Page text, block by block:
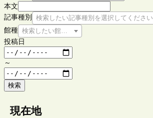
本文
記事種別
検索したい記事種別を選択してください
館種 検索したい館種を選択してください
投稿日
～
検索
現在地